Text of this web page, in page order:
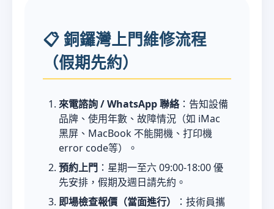
📋 銅鑼灣上門維修流程
（假期先約）
來電諮詢 / WhatsApp 聯絡：告知設備
品牌、使用年數、故障情況（如 iMac
黑屏、MacBook 不能開機、打印機
error code等）。
預約上門 ：星期一至六 09:00-18:00 優
先安排，假期及週日請先約。
即場檢查報價（當面進行）
：技術員攜